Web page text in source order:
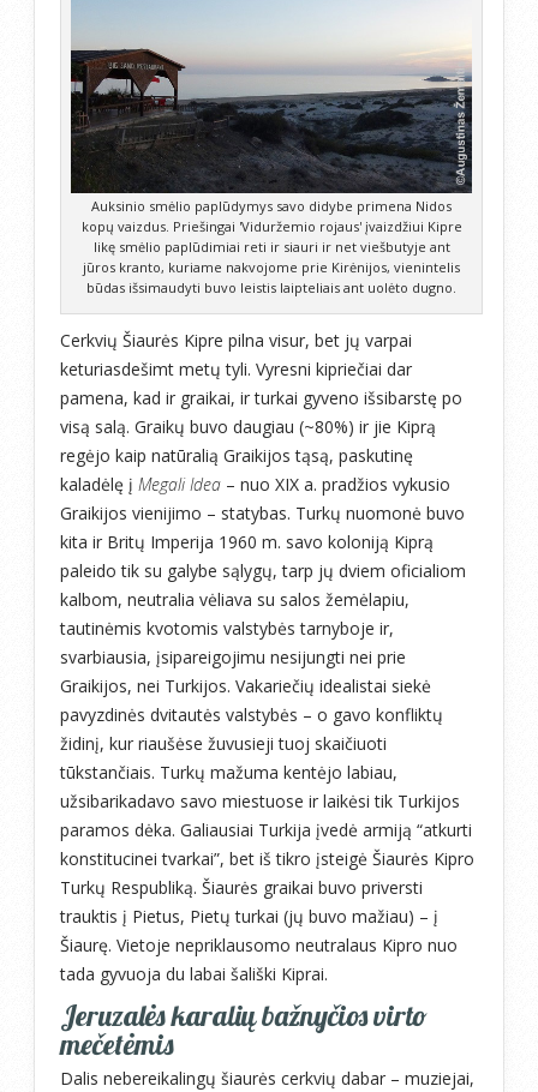
Auksinio smėlio paplūdymys savo didybe primena Nidos
kopų vaizdus. Priešingai 'Viduržemio rojaus' įvaizdžiui Kipre
likę smėlio paplūdimiai reti ir siauri ir net viešbutyje ant
jūros kranto, kuriame nakvojome prie Kirėnijos, vienintelis
būdas išsimaudyti buvo leistis laipteliais ant uolėto dugno.
Cerkvių Šiaurės Kipre pilna visur, bet jų varpai
keturiasdešimt metų tyli. Vyresni kipriečiai dar
pamena, kad ir graikai, ir turkai gyveno išsibarstę po
visą salą. Graikų buvo daugiau (~80%) ir jie Kiprą
regėjo kaip natūralią Graikijos tąsą, paskutinę
kaladėlę į Megali Idea – nuo XIX a. pradžios vykusio
Graikijos vienijimo – statybas. Turkų nuomonė buvo
kita ir Britų Imperija 1960 m. savo koloniją Kiprą
paleido tik su galybe sąlygų, tarp jų dviem oficialiom
kalbom, neutralia vėliava su salos žemėlapiu,
tautinėmis kvotomis valstybės tarnyboje ir,
svarbiausia, įsipareigojimu nesijungti nei prie
Graikijos, nei Turkijos. Vakariečių idealistai siekė
pavyzdinės dvitautės valstybės – o gavo konfliktų
židinį, kur riaušėse žuvusieji tuoj skaičiuoti
tūkstančiais. Turkų mažuma kentėjo labiau,
užsibarikadavo savo miestuose ir laikėsi tik Turkijos
paramos dėka. Galiausiai Turkija įvedė armiją “atkurti
konstitucinei tvarkai”, bet iš tikro įsteigė Šiaurės Kipro
Turkų Respubliką. Šiaurės graikai buvo priversti
trauktis į Pietus, Pietų turkai (jų buvo mažiau) – į
Šiaurę. Vietoje nepriklausomo neutralaus Kipro nuo
tada gyvuoja du labai šališki Kiprai.
Jeruzalės karalių bažnyčios virto
mečetėmis
Dalis nebereikalingų šiaurės cerkvių dabar – muziejai,